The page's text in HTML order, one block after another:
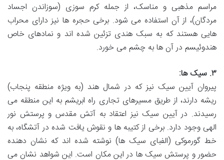
مراسم مذهبی و مناسک، از جمله کرم سوزی (سوزاندن اجساد
مردگان)، از آن استفاده می شود. برخی حجره ها نیز دارای محراب
هایی هستند که به سبک هندی تزئین شده اند و نمادهای خاص
هندوئیسم در آن ها به چشم می خورد.
۳. سیک ها:
پیروان آیین سیک نیز که در شمال هند (به ویژه منطقه پنجاب)
ریشه دارند، از طریق مسیرهای تجاری راه ابریشم به این منطقه می
رسیدند. در آیین سیک نیز اعتقاد به آتش مقدس و پرستش نور
الهی وجود دارد. برخی از کتیبه ها و نقوش یافت شده در آتشگاه، به
خط گورموکی (الفبای سیک ها) نوشته شده اند که نشان دهنده
حضور و پرستش سیک ها در این مکان است. این شواهد نشان می